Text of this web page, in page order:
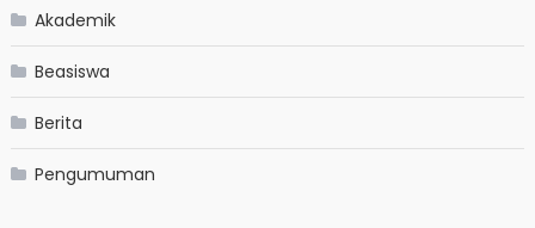
Akademik
Beasiswa
Berita
Pengumuman